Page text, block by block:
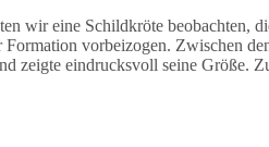
wir eine Schildkröte beobachten,
vorbeizogen. Zwischen
zeigte eindrucksvoll seine Größe.